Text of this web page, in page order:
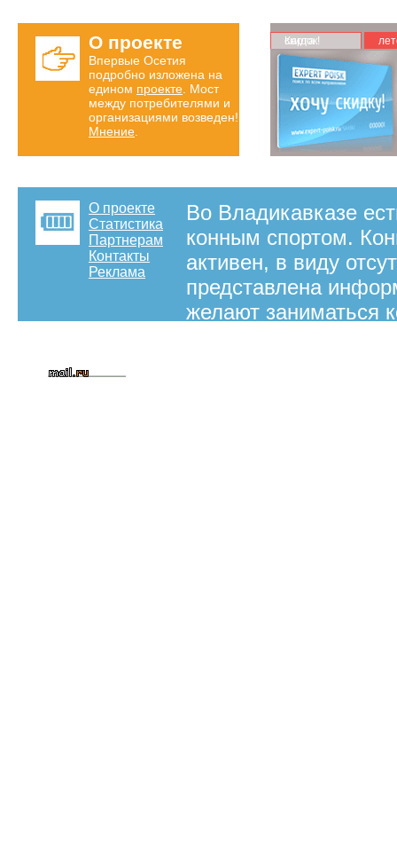
О проекте
Впервые Осетия
подробно изложена на
едином проекте . Мост
между потребителями и
организациями возведен!
Мнение
Карта скидок!
О проекте
Статистика
Партнерам
Контакты
Реклама
Во Владикавказе
конным спортом.
активен, в виду
представлена
желают заниматься